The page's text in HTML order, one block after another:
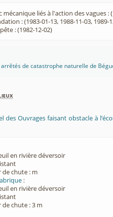
liés à l'action des vagues :
: (1983-01-13, 1988-11-03, 1989-
: (1982-12-02)
de catastrophe naturelle de
des Ouvrages faisant obstacle à
en rivière déversoir
chute : m
:
en rivière déversoir
chute : 3 m